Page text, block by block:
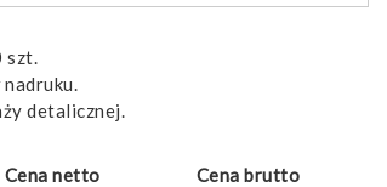
detalicznej.
Cena netto Cena brutto